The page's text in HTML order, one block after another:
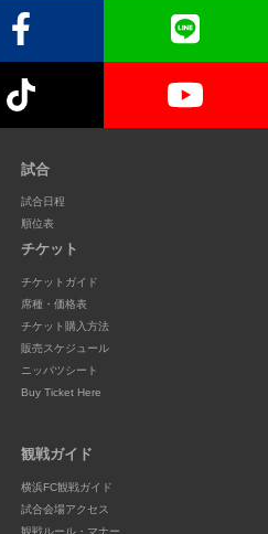
試合
試合日程
順位表
チケット
チケットガイド
席種・価格表
チケット購入方法
販売スケジュール
ニッパツシート
Buy Ticket Here
観戦ガイド
横浜FC観戦ガイド
試合会場アクセス
観戦ルール・マナー